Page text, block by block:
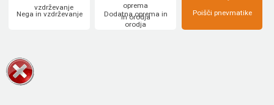
Nega in vzdrževanje
Dodatna oprema in
orodja
Poišči pnevmatike